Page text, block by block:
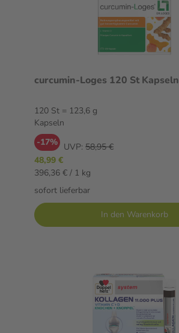
curcumin-Loges 120 St Kapseln
120 St = 123,6 g
Kapseln
-17% UVP: 58,95 €
48,99 €
396,36 € / 1 kg
sofort lieferbar
In den Warenkorb